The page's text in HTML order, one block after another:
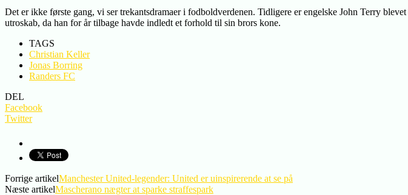
Det er ikke første gang, vi ser trekantsdramaer i fodboldverdenen. Tidligere er engelske John Terry
utroskab, da han for år tilbage havde indledt et forhold til sin brors kone.
TAGS
Christian Keller
Jonas Borring
Randers FC
DEL
Facebook
Twitter
Forrige artikelManchester United-legender: United er uinspirerende at se på
Næste artikelMascherano nægter at sparke straffespark